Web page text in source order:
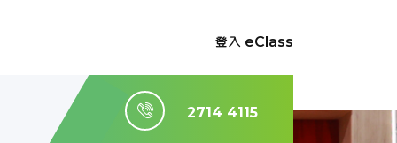
登入 eClass
2714 4115